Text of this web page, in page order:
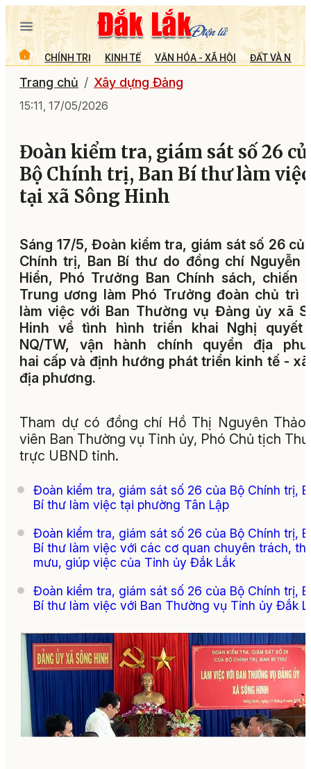
CHÍNH TRỊ KINH TẾ VĂN HÓA - XÃ HỘI ĐẤT VÀ
Trang chủ Xây dựng Đảng
15:11, 17/05/2026
Đoàn kiểm tra, giám sát số 26
Bộ Chính trị, Ban Bí thư làm việc
tại xã Sông Hinh
Sáng 17/5, Đoàn kiểm tra, giám sát số 26
Chính trị, Ban Bí thư do đồng chí Nguyễn
Hiển, Phó Trưởng Ban Chính sách, chiến
Trung ương làm Phó Trưởng đoàn chủ trì
làm việc với Ban Thường vụ Đảng ủy xã
Hinh về tình hình triển khai Nghị quyết
NQ/TW, vận hành chính quyền địa
hai cấp và định hướng phát triển kinh tế -
địa phương.
Tham dự có đồng chí Hồ Thị Nguyên
viên Ban Thường vụ Tỉnh ủy, Phó Chủ tịch
trực UBND tỉnh.
Đoàn kiểm tra, giám sát số 26 của Bộ Chính trị,
Bí thư làm việc tại phường Tân Lập
Đoàn kiểm tra, giám sát số 26 của Bộ Chính trị,
Bí thư làm việc với các cơ quan chuyên trách,
mưu, giúp việc của Tỉnh ủy Đắk Lắk
Đoàn kiểm tra, giám sát số 26 của Bộ Chính trị,
Bí thư làm việc với Ban Thường vụ Tỉnh ủy Đắk